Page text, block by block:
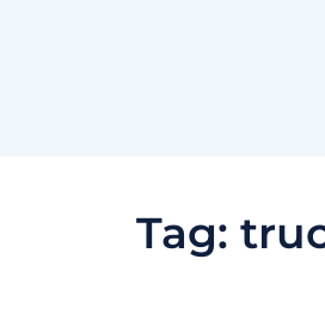
Tag: